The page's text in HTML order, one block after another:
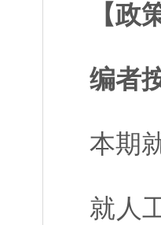
【政
编者
本期
就人